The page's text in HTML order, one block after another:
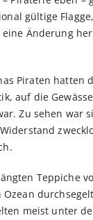
gültige
Änderung
Piraten hatten
auf die
Zu sehen war
Teppiche
meist unter